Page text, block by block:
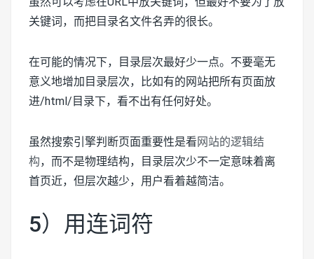
关键词，而把目录名文件名弄的很长。
在可能的情况下，目录层次最好少一点。不要毫无
意义地增加目录层次，比如有的网站把所有页面放
进/html/目录下，看不出有任何好处。
虽然搜索引擎判断页面重要性是看网站的逻辑结
构，而不是物理结构，目录层次少不一定意味着离
首页近，但层次越少，用户看着越简洁。
5）用连词符